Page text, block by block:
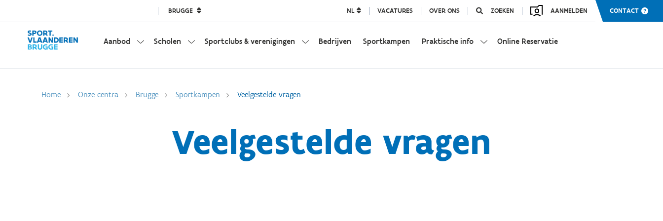
BRUGGE NL VACATURES OVER ONS ZOEKEN AANMELDEN CONTACT
Aanbod Scholen Sportclubs & verenigingen Bedrijven Sportkampen Praktische info Online Reservatie
Home Onze centra Brugge Sportkampen Veelgestelde vragen
Veelgestelde vragen